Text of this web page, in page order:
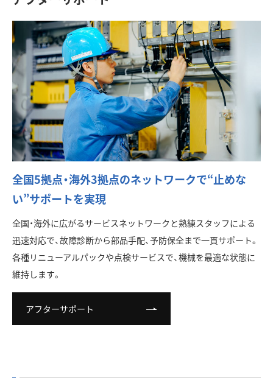
全国5拠点・海外3拠点のネットワークで“止めな
い”サポートを実現
全国・海外に広がるサービスネットワークと熟練スタッフによる
迅速対応で、故障診断から部品手配、予防保全まで一貫サポート。
各種リニューアルパックや点検サービスで、機械を最適な状態に
維持します。
アフターサポート